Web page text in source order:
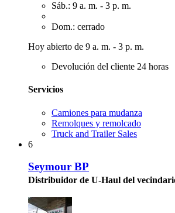
Sáb.: 9 a. m. - 3 p. m.
Dom.: cerrado
Hoy abierto de 9 a. m. - 3 p. m.
Devolución del cliente 24 horas
Servicios
Camiones para mudanza
Remolques y remolcado
Truck and Trailer Sales
6
Seymour BP
Distribuidor de U-Haul del